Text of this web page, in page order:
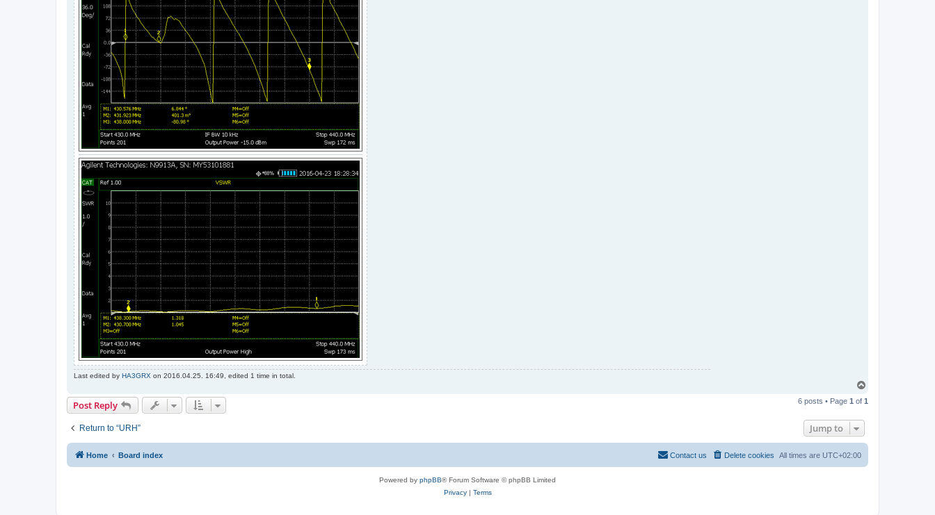
Last edited by HA3GRX on 2016.04.25. 16:49, edited 1 time in total.
p
Post Reply 6 posts • Page 1 of 1
Return to “URH” Jump to
Home Board index All times are UTC+02:00
Delete cookies
Contact us
Powered by phpBB® Forum Software © phpBB Limited
Privacy| Terms